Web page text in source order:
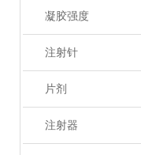
凝胶强度
注射针
片剂
注射器